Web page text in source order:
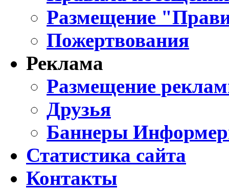
Размещение
Пожертвования
Реклама
Размещение
Друзья
Баннеры
Статистика сайта
Контакты